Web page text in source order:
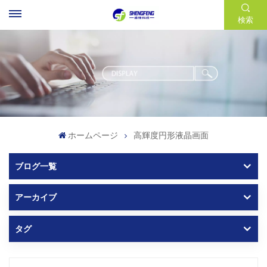
検索
ホームページ 高輝度円形液晶画面
ブログ一覧
アーカイブ
タグ